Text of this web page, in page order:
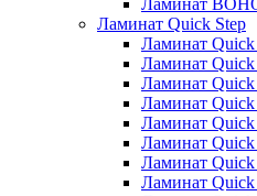
Ламинат
Ламинат Quick Step
Ламинат Quick
Ламинат Quick
Ламинат Quick
Ламинат Quick
Ламинат Quick
Ламинат Quick
Ламинат Quick
Ламинат Quick